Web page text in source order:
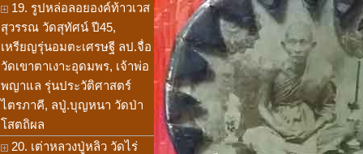
19. รูปหล่อลอยองค์ท้าวเวส
สุวรรณ วัดสุทัศน์ ปี45,
เหรียญรุ่นอมตะเศรษฐี ลป.จื่อ
วัดเขาตาเงาะอุดมพร, เจ้าพ่อ
พญาแล รุ่นประวัติศาสตร์
ไตรภาคี, ลปู่.บุญหนา วัดป่า
โสตถิผล
20. เต่าหลวงปู่หลิว วัดไร่